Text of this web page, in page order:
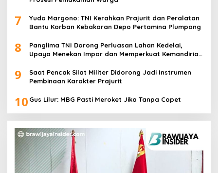
7
Yudo Margono: TNI Kerahkan Prajurit dan Peralatan
Bantu Korban Kebakaran Depo Pertamina Plumpang
8
Panglima TNI Dorong Perluasan Lahan Kedelai,
Upaya Menekan Impor dan Memperkuat Kemandirian
9
Saat Pencak Silat Militer Didorong Jadi Instrumen
Pembinaan Karakter Prajurit
10 Gus Lilur: MBG Pasti Meroket Jika Tanpa Copet